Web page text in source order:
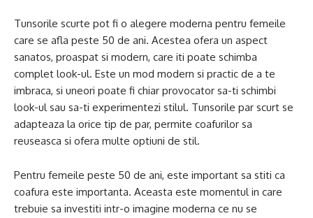
Tunsorile scurte pot fi o alegere moderna pentru femeile
care se afla peste 50 de ani. Acestea ofera un aspect
sanatos, proaspat si modern, care iti poate schimba
complet look-ul. Este un mod modern si practic de a te
imbraca, si uneori poate fi chiar provocator sa-ti schimbi
look-ul sau sa-ti experimentezi stilul. Tunsorile par scurt se
adapteaza la orice tip de par, permite coafurilor sa
reuseasca si ofera multe optiuni de stil.
Pentru femeile peste 50 de ani, este important sa stiti ca
coafura este importanta. Aceasta este momentul in care
trebuie sa investiti intr-o imagine moderna ce nu se